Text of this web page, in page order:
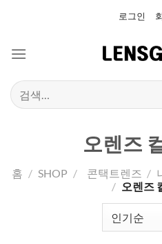
로그인
검
색:
오렌즈
홈 / SHOP / 콘택트렌즈 /
/ 오렌즈